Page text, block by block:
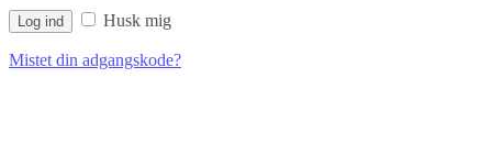
Log ind Husk mig
Mistet din adgangskode?